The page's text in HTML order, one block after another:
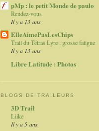
pMp : le petit Monde de paulo
Rendez-vous
Il y a 13 ans
ElleAimePasLesChips
Trail du Tétras Lyre : grosse fatigue
Il y a 13 ans
Libre Latitude : Photos
BLOGS DE TRAILEURS
3D Trail
Liike
Il y a 5 ans